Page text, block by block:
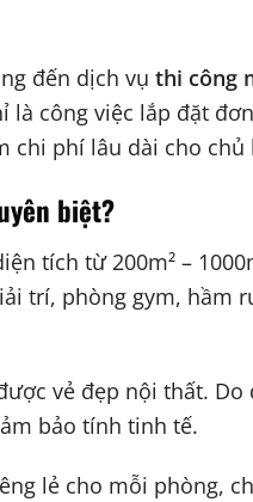
đến dịch vụ thi công
là công việc lắp đặt
chi phí lâu dài cho chủ
biệt?
tích từ 200m² –
trí, phòng gym, hầm
vẻ đẹp nội thất. Do
bảo tính tinh tế.
lẻ cho mỗi phòng,